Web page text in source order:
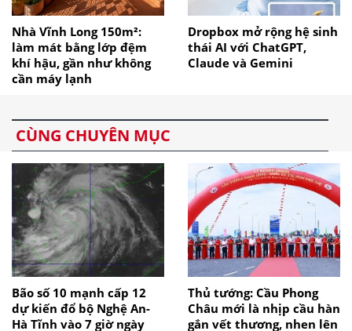
Nhà Vĩnh Long 150m²:
làm mát bằng lớp đệm
khí hậu, gần như không
cần máy lạnh
Dropbox mở rộng hệ sinh
thái AI với ChatGPT,
Claude và Gemini
CÙNG CHUYÊN MỤC
Bão số 10 mạnh cấp 12
dự kiến đổ bộ Nghệ An-
Hà Tĩnh vào 7 giờ ngày
Thủ tướng: Cầu Phong
Châu mới là nhịp cầu hàn
gắn vết thương, nhen lên